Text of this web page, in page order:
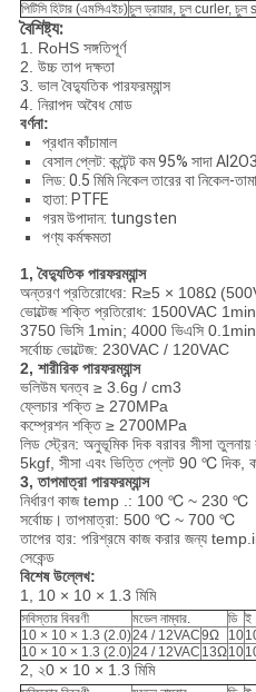
পিটিসি হিটার (এমসিএইচ)চুল ড্রায়ার, চুল curler, চুল
বৈশিষ্ট্য:
1. RoHS সঙ্গতিপূর্ণ
2. উচ্চ তাপ দক্ষতা
3. ভাল বৈদ্যুতিক পারফরম্যান্স
4. নিরাপদ অবৈধ মোড
বর্ণনা:
প্রধান কাঁচামাল
বেসাল প্লেট: কন্টেন্ট কম 95% সাদা
লিড: 0.5 মিমি নিকেল তারের বা নিকেল-
হাতা: PTFE
গরম উপাদান: tungsten
পণ্য কর্মক্ষমতা
1, বৈদ্যুতিক পারফরম্যান্স
অন্তরণ প্রতিরোধের: R≥5 × 108Ω
ভোল্টেজ শক্তি প্রতিরোধ: 1500VAC
3750 ভিসি 1min; 4000 ভিএসি
সর্বোচ্চ ভোল্টেজ: 230VAC / 120VAC
2, শারীরিক পারফরম্যান্স
ভলিউম ঘনত্ব ≥ 3.6g / cm3
ফ্লেচার শক্তি ≥ 270MPa
কম্প্রেশন শক্তি ≥ 2700MPa
লিড স্ট্রেন: অনুভূমিক দিক বরাবর সীসা তুলনায়
5kgf, সীসা এবং ভিত্তি প্লেট 90 ℃ দিক,
3, তাপমাত্রা পারফরম্যান্স
নির্ধারণ কাজ temp .: 100 ℃ ~ 230 ℃
সর্বোচ্চ। তাপমাত্রা: 500 ℃ ~ 700 ℃
তাপের হার: পরিশ্রমে কাজ করার জন্য
সেকেন্ড
বিশেষ উল্লেখ:
1, 10 × 10 × 1.3 মিমি
সবিস্তার বিবরণী মডেল নাম্বার. ডি ই
10 × 10 × 1.3 (2.0)24 / 12VAC9Ω 10
10 × 10 × 1.3 (2.0)24 / 12VAC 13Ω10
2, ২0 × 10 × 1.3 মিমি